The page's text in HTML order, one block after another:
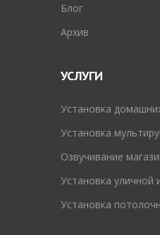
Блог
Архив
УСЛУГИ
Установка
Установка
Озвучивание
Установка уличной
Установка